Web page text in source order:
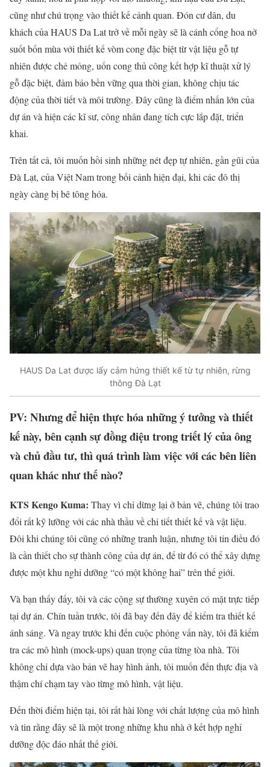
cũng như chú trọng vào thiết kế cảnh quan. Đón cư dân, du
khách của HAUS Da Lat trở về mỗi ngày sẽ là cánh cổng hoa nở
suốt bốn mùa với thiết kế vòm cong đặc biệt từ vật liệu gỗ tự
nhiên được chẻ mỏng, uốn cong thủ công kết hợp kĩ thuật xử lý
gỗ đặc biệt, đảm bảo bền vững qua thời gian, không chịu tác
động của thời tiết và môi trường. Đây cũng là điểm nhấn lớn của
dự án và hiện các kĩ sư, công nhân đang tích cực lắp đặt, triển
khai.
Trên tất cả, tôi muốn hồi sinh những nét đẹp tự nhiên, gần gũi của
Đà Lạt, của Việt Nam trong bối cảnh hiện đại, khi các đô thị
ngày càng bị bê tông hóa.
HAUS Da Lat được lấy cảm hứng thiết kế từ tự nhiên, rừng
thông Đà Lạt
PV: Nhưng để hiện thực hóa những ý tưởng và thiết
kế này, bên cạnh sự đồng điệu trong triết lý của ông
và chủ đầu tư, thì quá trình làm việc với các bên liên
quan khác như thế nào?
KTS Kengo Kuma: Thay vì chỉ dừng lại ở bản vẽ, chúng tôi trao
đổi rất kỹ lưỡng với các nhà thầu về chi tiết thiết kế và vật liệu.
Đôi khi chúng tôi cũng có những tranh luận, nhưng tôi tin điều đó
là cần thiết cho sự thành công của dự án, để từ đó có thể xây dựng
được một khu nghỉ dưỡng “có một không hai” trên thế giới.
Và bạn thấy đấy, tôi và các cộng sự thường xuyên có mặt trực tiếp
tại dự án. Chín tuần trước, tôi đã bay đến đây để kiểm tra thiết kế
ánh sáng. Và ngay trước khi đến cuộc phỏng vấn này, tôi đã kiểm
tra các mô hình (mock-ups) quan trọng của từng tòa nhà. Tôi
không chỉ dựa vào bản vẽ hay hình ảnh, tôi muốn đến thực địa và
thậm chí chạm tay vào từng mô hình, vật liệu.
Đến thời điểm hiện tại, tôi rất hài lòng với chất lượng của mô hình
và tin rằng đây sẽ là một trong những khu nhà ở kết hợp nghỉ
dưỡng độc đáo nhất thế giới.